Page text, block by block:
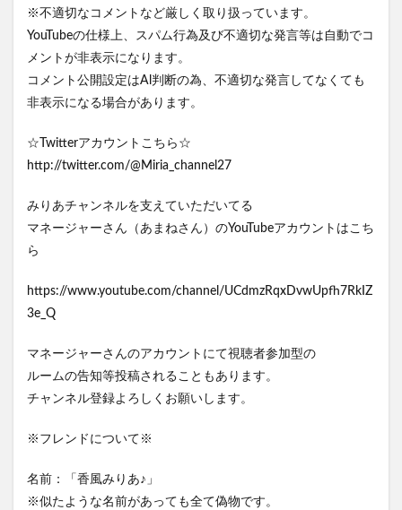
※不適切なコメントなど厳しく取り扱っています。
YouTubeの仕様上、スパム行為及び不適切な発言等は自動でコ
メントが非表示になります。
コメント公開設定はAl判断の為、不適切な発言してなくても
非表示になる場合があります。
☆Twitterアカウントこちら☆
http://twitter.com/@Miria_channel27
みりあチャンネルを支えていただいてる
マネージャーさん（あまねさん）のYouTubeアカウントはこち
ら
https://www.youtube.com/channel/UCdmzRqxDvwUpfh7RkIZ
3e_Q
マネージャーさんのアカウントにて視聴者参加型の
ルームの告知等投稿されることもあります。
チャンネル登録よろしくお願いします。
※フレンドについて※
名前：「香風みりあ♪」
※似たような名前があっても全て偽物です。